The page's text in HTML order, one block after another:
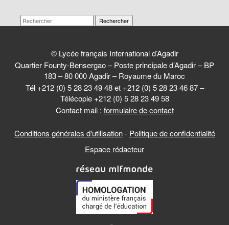
Rechercher
© Lycée français International d’Agadir
Quartier Founty-Bensergao – Poste principale d’Agadir – BP
183 – 80 000 Agadir – Royaume du Maroc
Tél +212 (0) 5 28 23 49 48 et +212 (0) 5 28 23 46 87 –
Télécopie +212 (0) 5 28 23 49 58
Contact mail : formulaire de contact
Conditions générales d'utilisation- Politique de confidentialité
Espace rédacteur